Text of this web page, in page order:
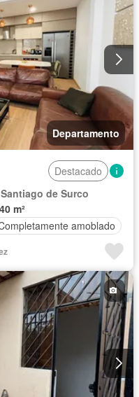
Departamento
Destacado
de Surco
m²
amoblado